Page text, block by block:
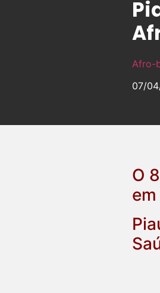
Afro-
07/
O